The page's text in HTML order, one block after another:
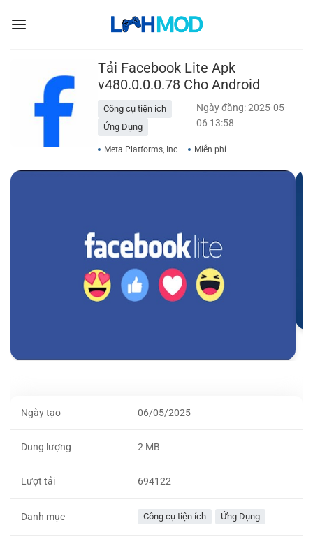
qua
Tải Facebook Lite Apk
v480.0.0.0.78 Cho Android
Công cụ tiện ích
Ứng Dụng
Ngày đăng: 2025-05-
06 13:58
Meta Platforms, Inc Miễn phí
Ngày tạo 06/05/2025
Dung lượng 2 MB
Lượt tải 694122
Danh mục Công cụ tiện ích Ứng Dụng